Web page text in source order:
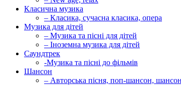
Класична музика
– Класика, сучасна класика, опера
Музика для дітей
– Музика та пісні для дітей
– Іноземна музика для дітей
Саундтрек
-Музика та пісні до фільмів
Шансон
– Авторська пісня, поп-шансон, шансон